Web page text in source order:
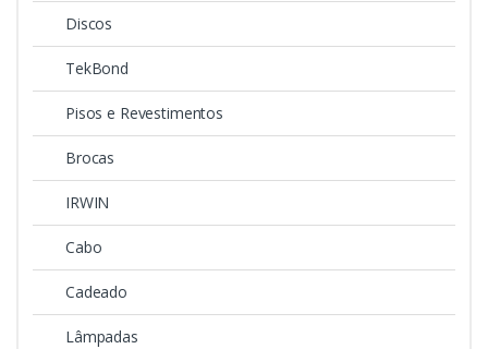
Discos
TekBond
Pisos e Revestimentos
Brocas
IRWIN
Cabo
Cadeado
Lâmpadas